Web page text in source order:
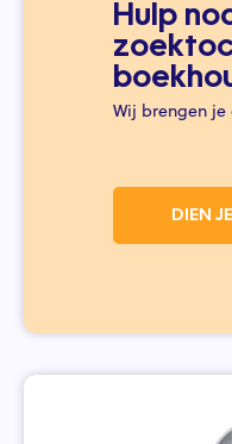
Hulp
Wij brengen
DIEN